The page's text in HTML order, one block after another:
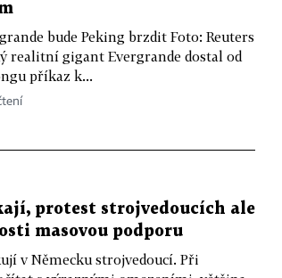
bude Peking brzdit Foto: Reuters
realitní gigant Evergrande dostal od
příkaz k...
protest strojvedoucích ale
masovou podporu
v Německu strojvedoucí. Při